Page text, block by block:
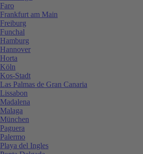
Faro
Frankfurt am Main
Freiburg
Funchal
Hamburg
Hannover
Horta
Köln
Kos-Stadt
Las Palmas de Gran Canaria
Lissabon
Madalena
Malaga
München
Paguera
Palermo
Playa del Ingles